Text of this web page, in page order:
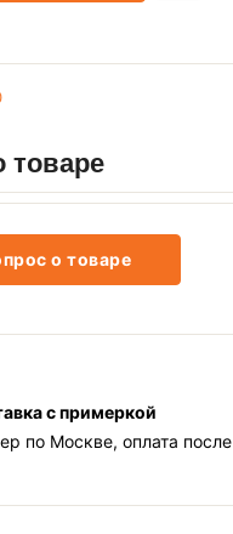
товаре
о товаре
с примеркой
по Москве, оплата после